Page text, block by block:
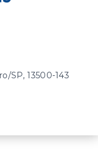
SP, 13500-143